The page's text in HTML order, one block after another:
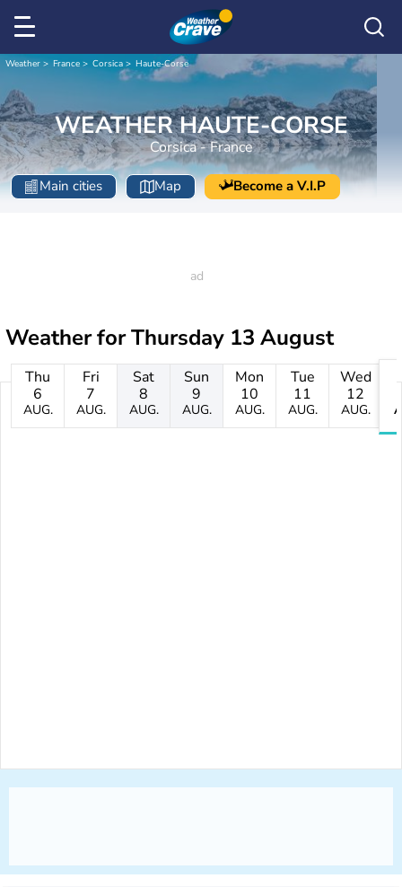
Weather France Corsica Haute-Corse
WEATHER HAUTE-CORSE
Corsica - France
Main cities Map Become a V.I.P
Weather forThursday 13 August
Thu
6
AUG.
Fri
7
AUG.
Sat
8
AUG.
Sun
9
AUG.
Mon
10
AUG.
Tue
11
AUG.
Wed
12
AUG.